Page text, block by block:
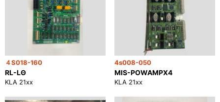
RL-LΘ
４S018-160
KLA 21xx
MIS-POWAMPX4
4s008-050
KLA 21xx